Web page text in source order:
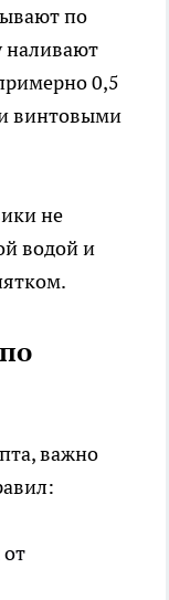
по
наливают
0,5
винтовыми
не
водой и
важно